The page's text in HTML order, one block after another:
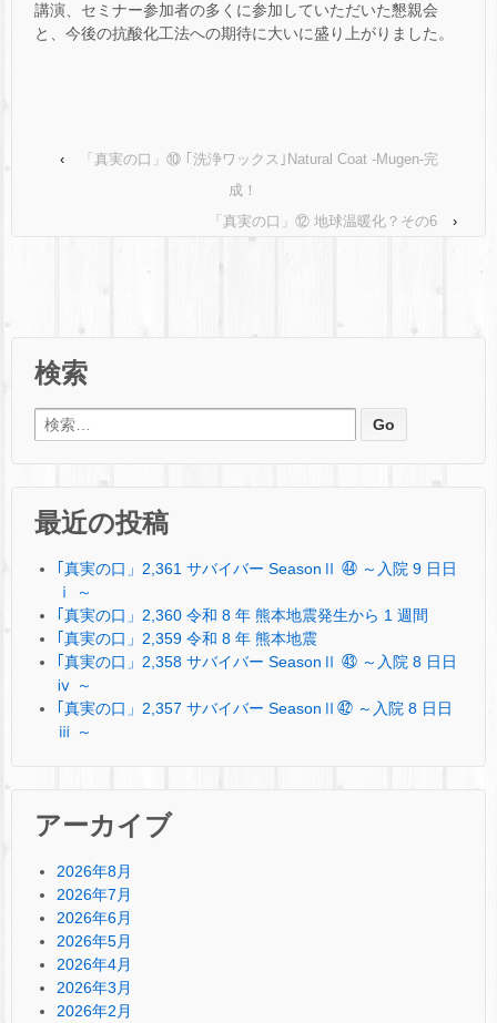
講演、セミナー参加者の多くに参加していただいた懇親会
と、今後の抗酸化工法への期待に大いに盛り上がりました。
‹
「真実の口」⑩ ｢洗浄ワックス｣Natural Coat -Mugen-完
成！
「真実の口」⑫ 地球温暖化？その6
›
検索
検索:
最近の投稿
｢真実の口」2,361 サバイバー SeasonⅡ ㊹ ～入院 9 日日
ⅰ ～
｢真実の口」2,360 令和 8 年 熊本地震発生から 1 週間
｢真実の口」2,359 令和 8 年 熊本地震
｢真実の口」2,358 サバイバー SeasonⅡ ㊸ ～入院 8 日日
ⅳ ～
｢真実の口」2,357 サバイバー SeasonⅡ㊷ ～入院 8 日日
ⅲ ～
アーカイブ
2026年8月
2026年7月
2026年6月
2026年5月
2026年4月
2026年3月
2026年2月